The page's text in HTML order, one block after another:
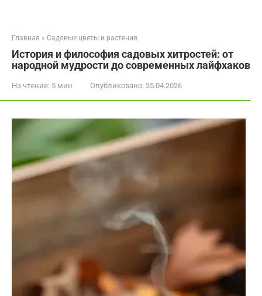
Главная » Садовые цветы и растения
История и философия садовых хитростей: от
народной мудрости до современных лайфхаков
На чтение: 5 мин Опубликовано: 25.04.2026